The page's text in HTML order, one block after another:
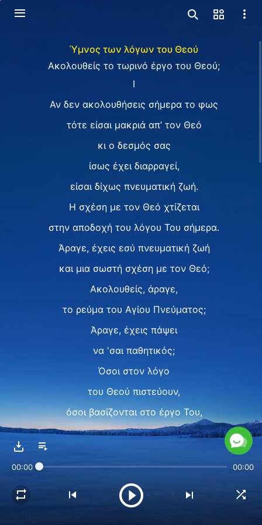
Ύμνος των λόγων του Θεού
Ακολουθείς το τωρινό έργο του Θεού;
I
Αν δεν ακολουθήσεις σήμερα το φως
τότε είσαι μακριά απ’ τον Θεό
κι ο δεσμός σας
ίσως έχει διαρραγεί,
είσαι δίχως πνευματική ζωή.
Η σχέση με τον Θεό χτίζεται
στην αποδοχή του λόγου Του σήμερα.
Άραγε, έχεις εσύ πνευματική ζωή
και μια σωστή σχέση με τον Θεό;
Ακολουθείς, άραγε,
το ρεύμα του Αγίου Πνεύματος;
Άραγε, έχεις πάψει
να 'σαι παθητικός;
Όσοι στον λόγο
του Θεού πιστεύουν,
όσοι βασίζονται στο έργο Του,
κι ακολουθούν
στο ρεύμα του Αγίου Πνεύματος.
00:00 00:00